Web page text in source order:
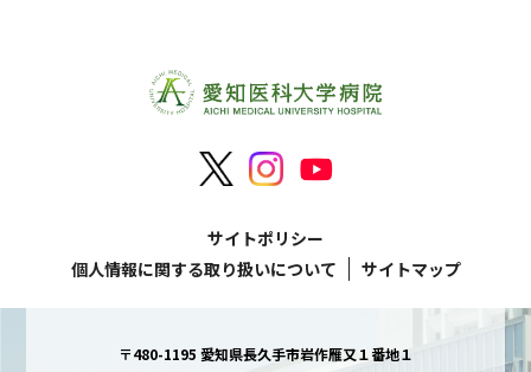
サイトポリシー
個人情報に関する取り扱いについて
サイトマップ
〒480-1195 愛知県長久手市岩作雁又１番地１